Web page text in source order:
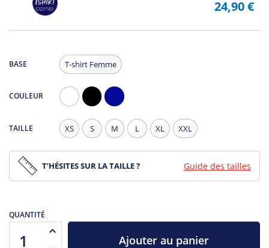
24,90 €
BASE T-shirt Femme
COULEUR
TAILLE XS S M L XL XXL
T’HÉSITES SUR LA TAILLE ? Guide des tailles
QUANTITÉ
Ajouter au panier